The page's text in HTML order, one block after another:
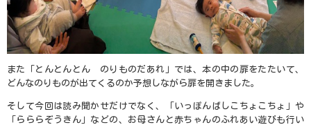
また「とんとんとん のりものだあれ」では、本の中の扉をたたいて、
どんなのりものが出てくるのか予想しながら扉を開きました。
そして今回は読み聞かせだけでなく、「いっぽんばしこちょこちょ」や
「らららぞうきん」などの、お母さんと赤ちゃんのふれあい遊びも行い